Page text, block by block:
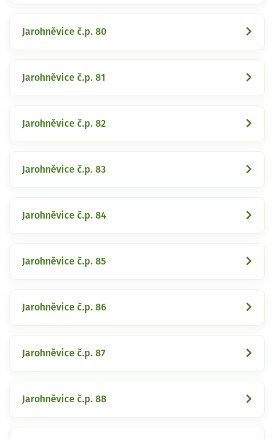
Jarohněvice č.p. 80
Jarohněvice č.p. 81
Jarohněvice č.p. 82
Jarohněvice č.p. 83
Jarohněvice č.p. 84
Jarohněvice č.p. 85
Jarohněvice č.p. 86
Jarohněvice č.p. 87
Jarohněvice č.p. 88